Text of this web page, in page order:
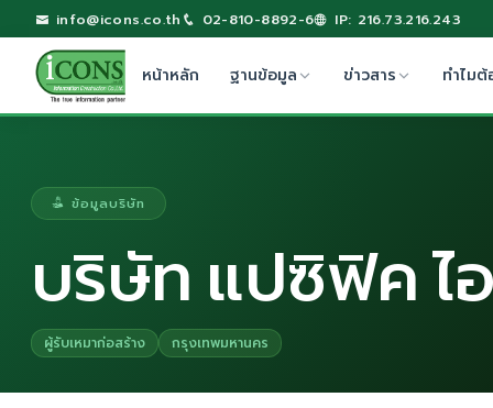
info@icons.co.th 02-810-8892-6 IP: 216.73.216.243
หน้าหลัก ฐานข้อมูล ข่าวสาร ทำไมต้
ข้อมูลบริษัท
บริษัท แปซิฟิค ไ
ผู้รับเหมาก่อสร้าง กรุงเทพมหานคร